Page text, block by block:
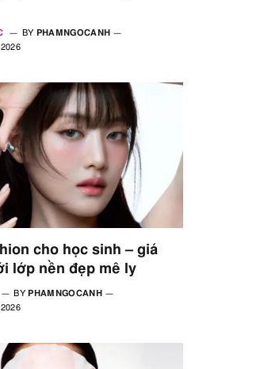
BY PHAMNGOCANH
cho học sinh – giá
lớp nền đẹp mê ly
BY PHAMNGOCANH